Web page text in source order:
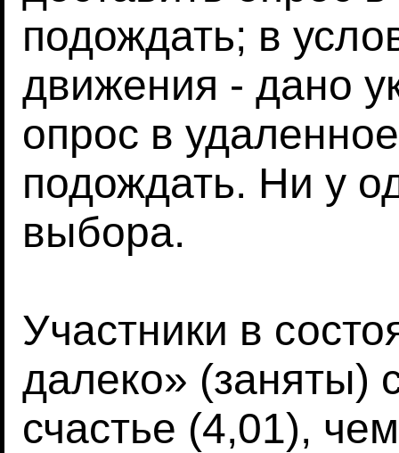
подождать; в
движения - дано
опрос в
подождать. Ни у
выбора.
Участники в
далеко»
счастье (4,01),